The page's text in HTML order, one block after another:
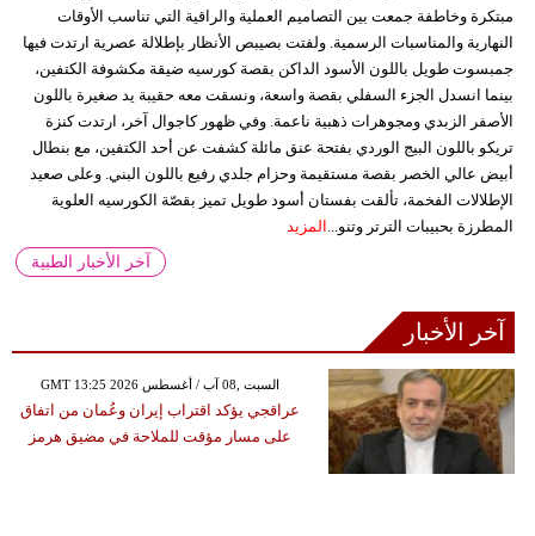
مبتكرة وخاطفة جمعت بين التصاميم العملية والراقية التي تناسب الأوقات
النهارية والمناسبات الرسمية. ولفتت بصيبص الأنظار بإطلالة عصرية ارتدت فيها
جمبسوت طويل باللون الأسود الداكن بقصة كورسيه ضيقة مكشوفة الكتفين،
بينما انسدل الجزء السفلي بقصة واسعة، ونسقت معه حقيبة يد صغيرة باللون
الأصفر الزبدي ومجوهرات ذهبية ناعمة. وفي ظهور كاجوال آخر، ارتدت كنزة
تريكو باللون البيج الوردي بفتحة عنق مائلة كشفت عن أحد الكتفين، مع بنطال
أبيض عالي الخصر بقصة مستقيمة وحزام جلدي رفيع باللون البني. وعلى صعيد
الإطلالات الفخمة، تألقت بفستان أسود طويل تميز بقصّة الكورسيه العلوية
المطرزة بحبيبات الترتر وتنو... المزيد
آخر الأخبار الطبية
آخر الأخبار
GMT 13:25 2026 السبت ,08 آب / أغسطس
عراقجي يؤكد اقتراب إيران وعُمان من اتفاق
على مسار مؤقت للملاحة في مضيق هرمز